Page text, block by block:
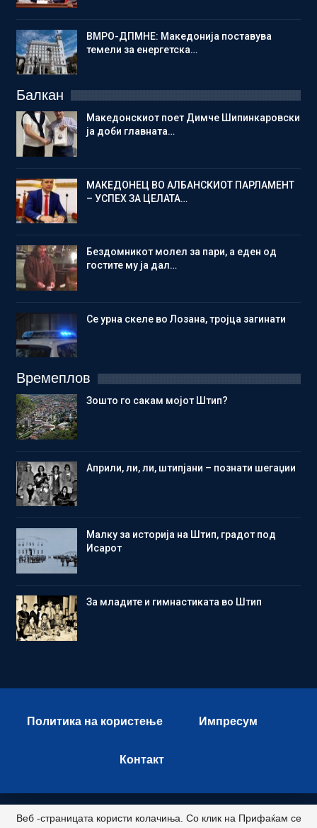
ВМРО-ДПМНЕ: Македонија поставува
темели за енергетска…
Балкан
Македонскиот поет Димче Шипинкаровски
ја доби главната…
МАКЕДОНЕЦ ВО АЛБАНСКИОТ ПАРЛАМЕНТ
– УСПЕХ ЗА ЦЕЛАТА…
Бездомникот молел за пари, а еден од
гостите му ја дал…
Се урна скеле во Лозана, тројца загинати
Времеплов
Зошто го сакам мојот Штип?
Aприли, ли, ли, штипјани – познати шегаџии
Малку за историја на Штип, градот под
Исарот
Зa младите и гимнастиката во Штип
Политика на користење Импресум
Контакт
© 2026 - Istok Press. All Rights Reserved.
Веб -страницата користи колачиња. Со клик на Прифаќам се